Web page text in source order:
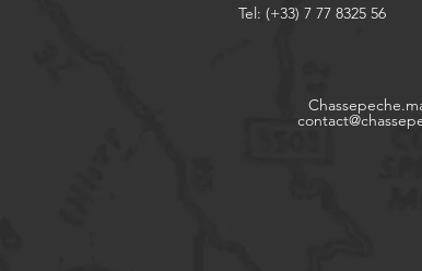
Tel: (+33) 7 77 8325 56